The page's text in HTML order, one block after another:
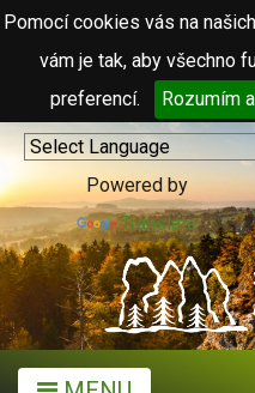
Pomocí cookies vás na
vám je tak, aby všechno
preferencí.
Rozumím
Powered by
Translate